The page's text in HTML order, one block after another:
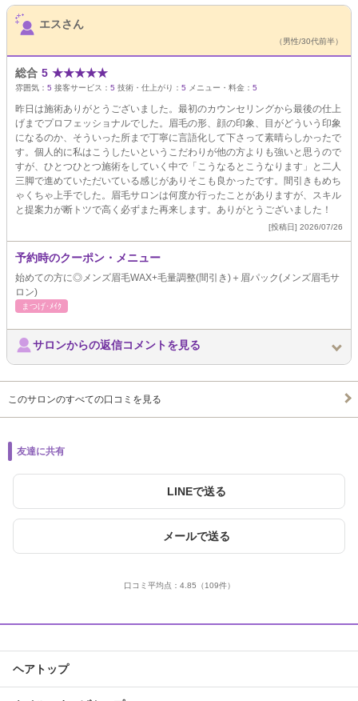
サロンPick Up
エスさん
（男性/30代前半）
総合 5 ★★★★★
雰囲気： 5 接客サービス： 5 技術・仕上がり： 5 メニュー・料金： 5
昨日は施術ありがとうございました。最初のカウンセリングから最後の仕上
げまでプロフェッショナルでした。眉毛の形、顔の印象、目がどういう印象
になるのか、そういった所まで丁寧に言語化して下さって素晴らしかったで
す。個人的に私はこうしたいというこだわりが他の方よりも強いと思うので
すが、ひとつひとつ施術をしていく中で「こうなるとこうなります」と二人
三脚で進めていただいている感じがありそこも良かったです。間引きもめち
ゃくちゃ上手でした。眉毛サロンは何度か行ったことがありますが、スキル
と提案力が断トツで高く必ずまた再来します。ありがとうございました！
[投稿日] 2026/07/26
予約時のクーポン・メニュー
始めての方に◎メンズ眉毛WAX+毛量調整(間引き)＋眉パック(メンズ眉毛サ
ロン)
まつげ･ﾒｲｸ
サロンからの返信コメントを見る
このサロンのすべての口コミを見る
友達に共有
LINEで送る
メールで送る
口コミ平均点： 4.85 （109件）
ヘアトップ